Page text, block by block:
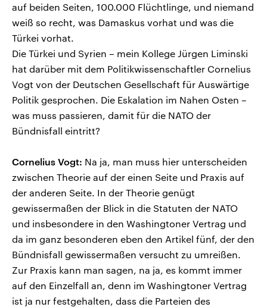
auf beiden Seiten, 100.000 Flüchtlinge, und niemand
weiß so recht, was Damaskus vorhat und was die
Türkei vorhat.
Die Türkei und Syrien – mein Kollege Jürgen Liminski
hat darüber mit dem Politikwissenschaftler Cornelius
Vogt von der Deutschen Gesellschaft für Auswärtige
Politik gesprochen. Die Eskalation im Nahen Osten –
was muss passieren, damit für die NATO der
Bündnisfall eintritt?
Cornelius Vogt: Na ja, man muss hier unterscheiden
zwischen Theorie auf der einen Seite und Praxis auf
der anderen Seite. In der Theorie genügt
gewissermaßen der Blick in die Statuten der NATO
und insbesondere in den Washingtoner Vertrag und
da im ganz besonderen eben den Artikel fünf, der den
Bündnisfall gewissermaßen versucht zu umreißen.
Zur Praxis kann man sagen, na ja, es kommt immer
auf den Einzelfall an, denn im Washingtoner Vertrag
ist ja nur festgehalten, dass die Parteien des